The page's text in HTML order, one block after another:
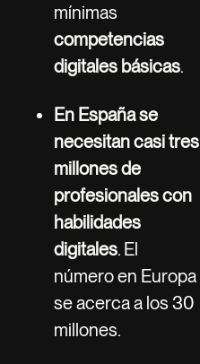
mínimas
competencias
digitales básicas.
En España se
necesitan casi tres
millones de
profesionales con
habilidades
digitales. El
número en Europa
se acerca a los 30
millones.